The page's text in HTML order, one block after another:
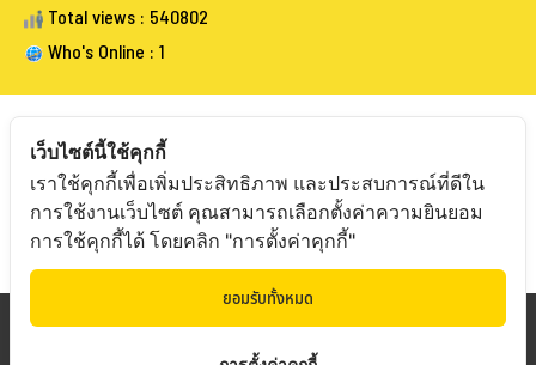
Total views : 540802
Who's Online : 1
FOLLOW BANGKOKAUCTIONEERS
Copyright © 2019 Bangkokauctioneers | Credits
เว็บไซต์นี้ใช้คุกกี้
เราใช้คุกกี้เพื่อเพิ่มประสิทธิภาพ และประสบการณ์ที่ดีใน
การใช้งานเว็บไซต์ คุณสามารถเลือกตั้งค่าความยินยอม
การใช้คุกกี้ได้ โดยคลิก "การตั้งค่าคุกกี้"
ยอมรับทั้งหมด